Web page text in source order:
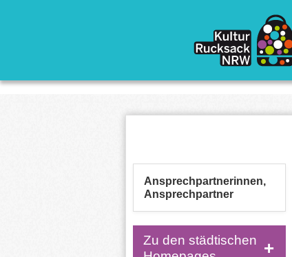
Ansprechpartnerinnen,
Ansprechpartner
Zu den städtischen